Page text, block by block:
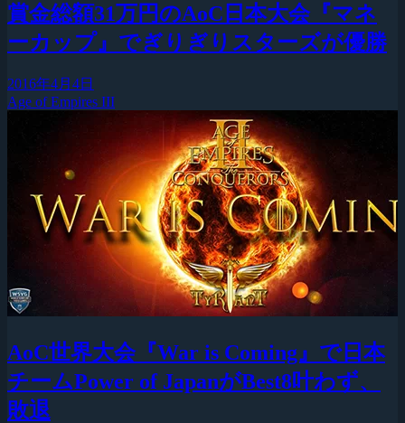
賞金総額31万円のAoC日本大会『マネ
ーカップ』でぎりぎりスターズが優勝
2016年4月4日
Age of Empires III
AoC世界大会『War is Coming』で日本
チームPower of JapanがBest8叶わず、
敗退